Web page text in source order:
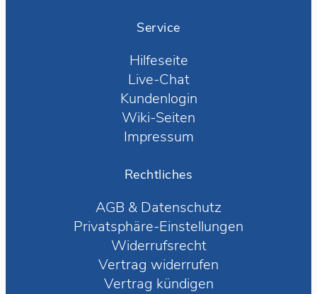
Service
Hilfeseite
Live-Chat
Kundenlogin
Wiki-Seiten
Impressum
Rechtliches
AGB & Datenschutz
Privatsphäre-Einstellungen
Widerrufsrecht
Vertrag widerrufen
Vertrag kündigen